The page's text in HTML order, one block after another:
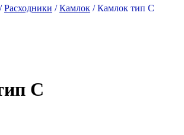
/Расходники /Камлок / Камлок тип С
С